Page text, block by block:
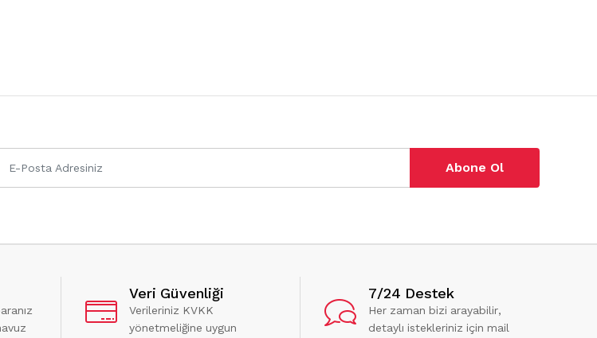
Abone Ol
Veri Güvenliği
Verileriniz KVKK
yönetmeliğine uygun
7/24 Destek
Her zaman bizi arayabilir,
detaylı istekleriniz için mail